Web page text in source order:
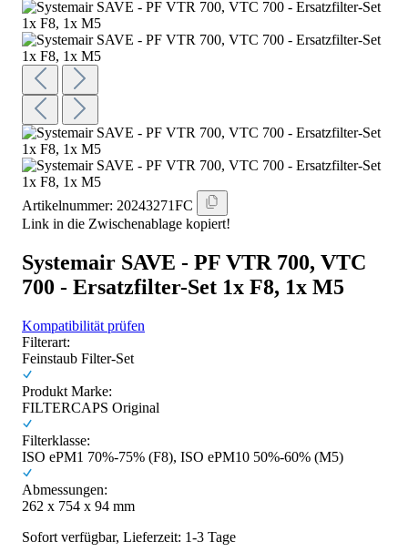
Artikelnummer: 20243271FC
Link in die Zwischenablage kopiert!
Systemair SAVE - PF VTR 700, VTC
700 - Ersatzfilter-Set 1x F8, 1x M5
Kompatibilität prüfen
Filterart:
Feinstaub Filter-Set
Produkt Marke:
FILTERCAPS Original
Filterklasse:
ISO ePM1 70%-75% (F8), ISO ePM10 50%-60% (M5)
Abmessungen:
262 x 754 x 94 mm
Sofort verfügbar, Lieferzeit: 1-3 Tage